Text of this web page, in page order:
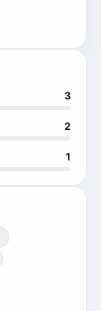
3
2
1